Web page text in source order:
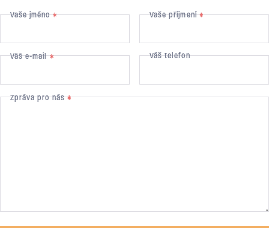
Vaše jméno* Vaše příjmení*
Váš e-mail* Váš telefon
Zpráva pro nás*